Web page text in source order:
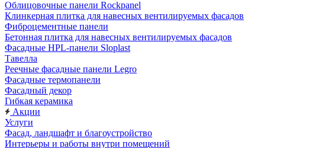
Облицовочные панели Rockpanel
Клинкерная плитка для навесных вентилируемых фасадов
Фиброцементные панели
Бетонная плитка для навесных вентилируемых фасадов
Фасадные HPL-панели Sloplast
Тавелла
Реечные фасадные панели Legro
Фасадные термопанели
Фасадный декор
Гибкая керамика
Акции
Услуги
Фасад, ландшафт и благоустройство
Интерьеры и работы внутри помещений